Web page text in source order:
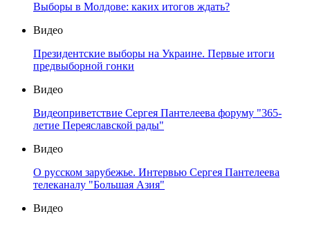
Выборы в Молдове: каких итогов ждать?
Видео
Президентские выборы на Украине. Первые итоги
предвыборной гонки
Видео
Видеоприветствие Сергея Пантелеева форуму "365-
летие Переяславской рады"
Видео
О русском зарубежье. Интервью Сергея Пантелеева
телеканалу "Большая Азия"
Видео